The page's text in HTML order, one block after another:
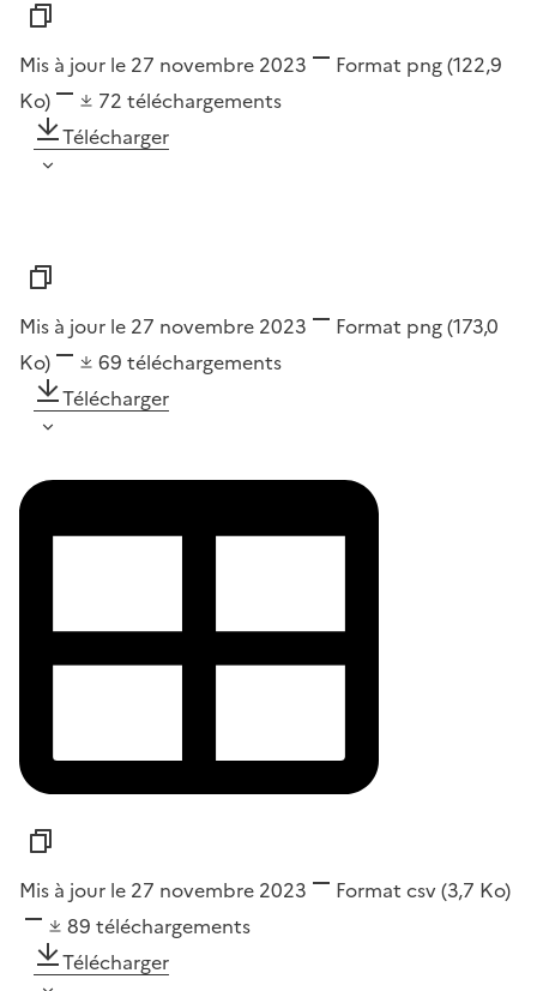
Mis à jour le 27 novembre 2023 Format png(122,9
Ko)
72 téléchargements
Télécharger
Mis à jour le 27 novembre 2023 Format png(173,0
Ko)
69 téléchargements
Télécharger
Mis à jour le 27 novembre 2023 Format csv(3,7 Ko)
89 téléchargements
Télécharger